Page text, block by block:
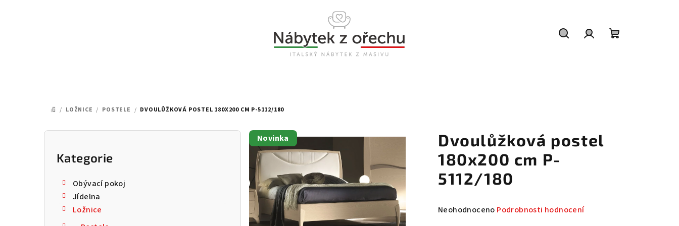
DOMŮ
/ LOŽNICE / POSTELE / DVOULŮŽKOVÁ POSTEL 180X200 CM P-5112/180
P
Přeskočit
kategorie
Kategorie
Obývací pokoj
Jídelna
Ložnice
Dvoulůžková postel
180x200 cm P-
5112/180
Průměrné
Neohodnoceno Podrobnosti hodnocení
Novinka